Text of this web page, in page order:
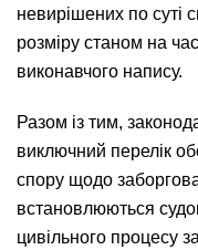
невирішених по суті
розміру станом на
виконавчого напису.
Разом із тим,
виключний перелік
спору щодо
встановлюються
цивільного процесу